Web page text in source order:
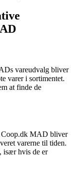
vareudvalg bliver
varer i sortimentet.
at finde de
Coop.dk MAD bliver
varerne til tiden.
især hvis de er